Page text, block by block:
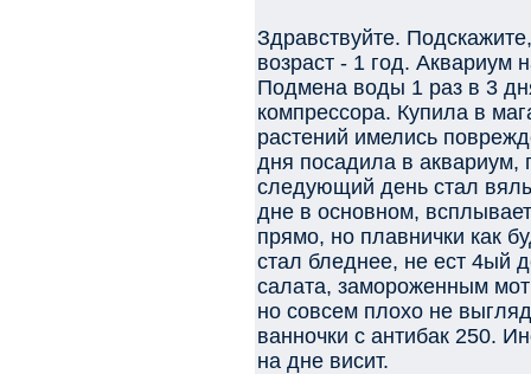
Здравствуйте.
возраст - 1 год. Аквариум
Подмена воды 1 раз в 3
компрессора. Купила в
растений имелись
дня посадила в аквариум,
следующий день стал
дне в основном,
прямо, но плавнички как
стал бледнее, не ест 4ый
салата, замороженным
но совсем плохо не
ванночки с антибак 250.
на дне висит.